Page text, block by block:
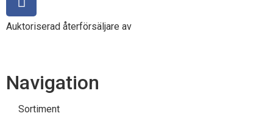
Auktoriserad återförsäljare av
Navigation
Sortiment